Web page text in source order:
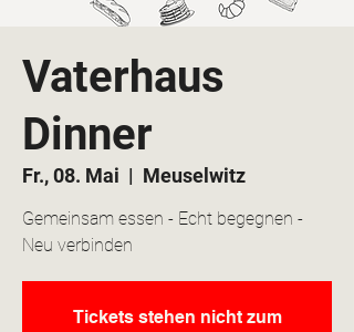
Vaterhaus
Dinner
Fr., 08. Mai
  |
Meuselwitz
Gemeinsam essen - Echt begegnen -
Neu verbinden
Tickets stehen nicht zum